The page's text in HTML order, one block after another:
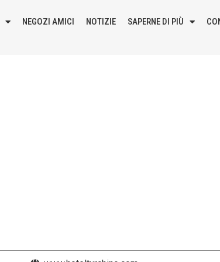
NEGOZI AMICI NOTIZIE SAPERNE DI PIÙ